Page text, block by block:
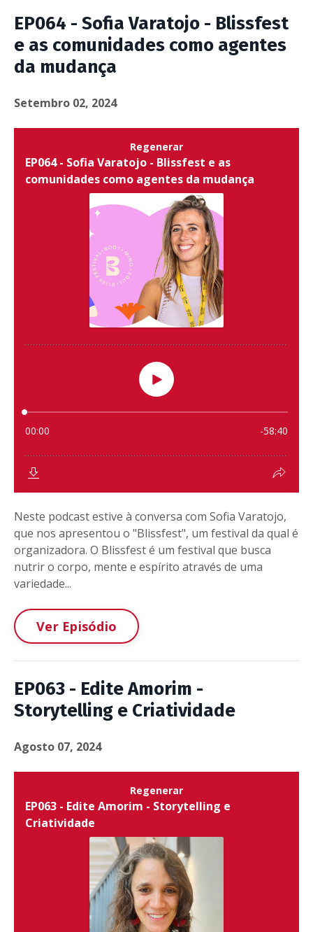
EP064 - Sofia Varatojo - Blissfest
e as comunidades como agentes
da mudança
Setembro 02, 2024
Neste podcast estive à conversa com Sofia Varatojo,
que nos apresentou o "Blissfest", um festival da qual é
organizadora. O Blissfest é um festival que busca
nutrir o corpo, mente e espírito através de uma
variedade...
Ver Episódio
EP063 - Edite Amorim -
Storytelling e Criatividade
Agosto 07, 2024